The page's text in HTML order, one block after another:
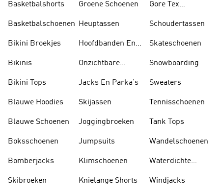
Basketbalshorts
Basketbalschoenen
Bikini Broekjes
Bikinis
Bikini Tops
Blauwe Hoodies
Blauwe Schoenen
Boksschoenen
Bomberjacks
Skibroeken
Groene Schoenen
Heuptassen
Hoofdbanden En
Onzichtbare
Jacks En Parka's
Skijassen
Joggingbroeken
Jumpsuits
Klimschoenen
Knielange Shorts
Gore Tex
Schoudertassen
Skateschoenen
Snowboarding
Sweaters
Tennisschoenen
Tank Tops
Wandelschoenen
Waterdichte
Windjacks